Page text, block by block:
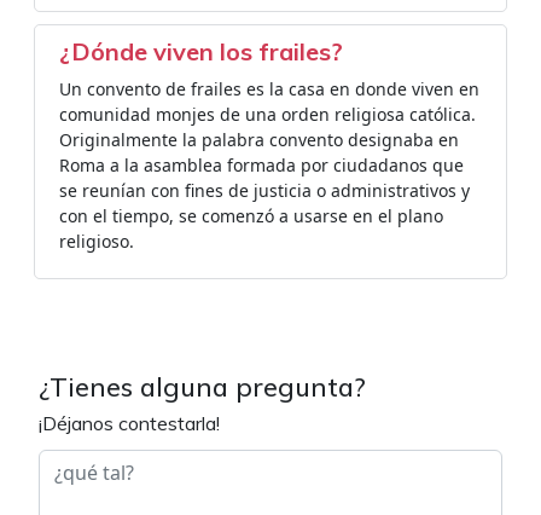
¿Dónde viven los frailes?
Un convento de frailes es la casa en donde viven en
comunidad monjes de una orden religiosa católica.
Originalmente la palabra convento designaba en
Roma a la asamblea formada por ciudadanos que
se reunían con fines de justicia o administrativos y
con el tiempo, se comenzó a usarse en el plano
religioso.
¿Tienes alguna pregunta?
¡Déjanos contestarla!